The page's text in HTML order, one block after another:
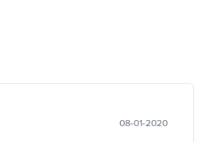
08-01-2020